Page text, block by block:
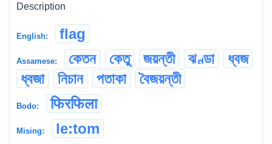
Description
English: flag
Assamese: কেতন কেতু জয়ন্তী ঝণ্ডা
ধ্বজ
ধ্বজা
নিচান পতাকা বৈজয়ন্তী
Bodo: फिरफिला
Mising: le:tom